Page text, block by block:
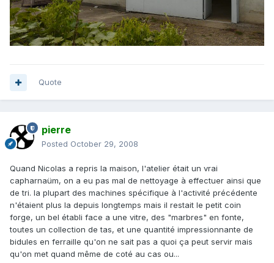
Quote
pierre
Posted October 29, 2008
Quand Nicolas a repris la maison, l'atelier était un vrai
capharnaüm, on a eu pas mal de nettoyage à effectuer ainsi que
de tri. la plupart des machines spécifique à l'activité précédente
n'étaient plus la depuis longtemps mais il restait le petit coin
forge, un bel établi face a une vitre, des "marbres" en fonte,
toutes un collection de tas, et une quantité impressionnante de
bidules en ferraille qu'on ne sait pas a quoi ça peut servir mais
qu'on met quand même de coté au cas ou...